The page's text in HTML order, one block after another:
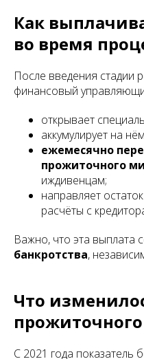
Как
во время
После введения стадии
финансовый
открывает
аккумулирует на
ежемесячно
прожиточного
иждивенцам;
направляет
расчёты с
Важно, что эта выплата
банкротства,
Что
С 2021 года показатель